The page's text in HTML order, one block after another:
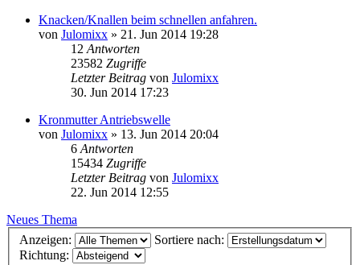
Knacken/Knallen beim schnellen anfahren.
von Julomixx » 21. Jun 2014 19:28
12 Antworten
23582 Zugriffe
Letzter Beitrag von Julomixx
30. Jun 2014 17:23
Kronmutter Antriebswelle
von Julomixx » 13. Jun 2014 20:04
6 Antworten
15434 Zugriffe
Letzter Beitrag von Julomixx
22. Jun 2014 12:55
Neues Thema
Anzeigen:
Sortiere nach:
Richtung: